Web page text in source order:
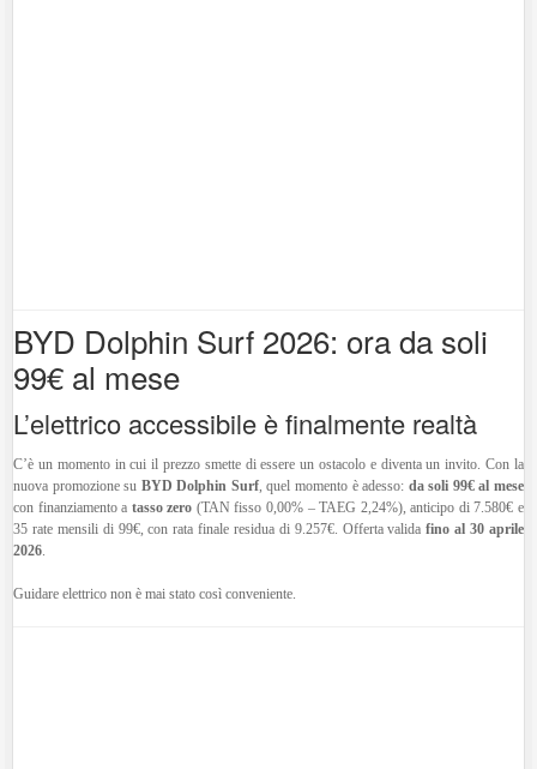
BYD Dolphin Surf 2026: ora da soli
99€ al mese
L’elettrico accessibile è finalmente realtà
C’è un momento in cui il prezzo smette di essere un ostacolo e diventa un invito. Con la
nuova promozione su BYD Dolphin Surf, quel momento è adesso: da soli 99€ al mese
con finanziamento a tasso zero (TAN fisso 0,00% – TAEG 2,24%), anticipo di 7.580€ e
35 rate mensili di 99€, con rata finale residua di 9.257€. Offerta validafino al 30 aprile
2026.
Guidare elettrico non è mai stato così conveniente.